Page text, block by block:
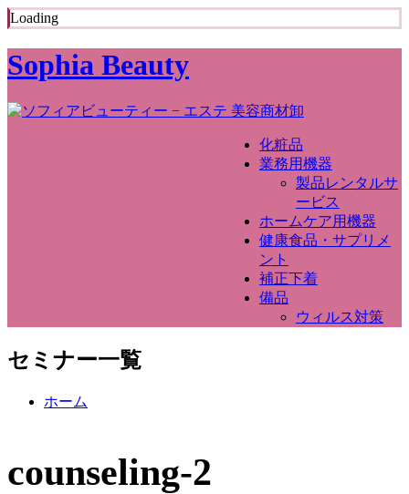
Loading
Sophia Beauty
化粧品
業務用機器
製品レンタルサ
ービス
ホームケア用機器
健康食品・サプリメ
ント
補正下着
備品
ウィルス対策
セミナー一覧
ホーム
counseling-2